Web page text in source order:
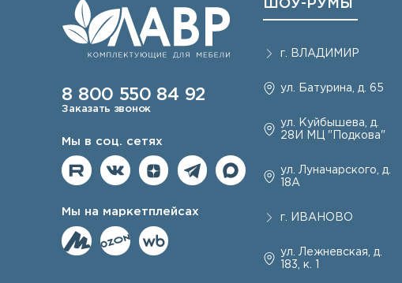
8 800 550 84 92
Заказать звонок
Мы в соц. сетях
Мы на маркетплейсах
ШОУ-РУМЫ
г. ВЛАДИМИР
ул. Батурина, д. 65
ул. Куйбышева, д.
28И МЦ "Подкова"
ул. Луначарского, д.
18А
г. ИВАНОВО
ул. Лежневская, д.
183, к. 1